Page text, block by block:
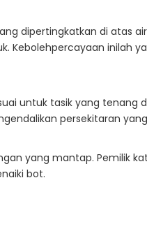
dipertingkatkan di atas
inilah
untuk tasik yang
persekitaran
yang mantap. Pemilik
bot.